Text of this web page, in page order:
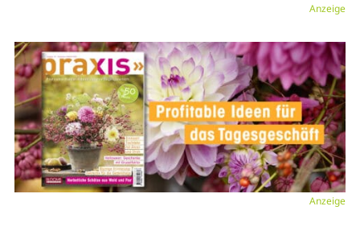
Anzeige
Anzeige